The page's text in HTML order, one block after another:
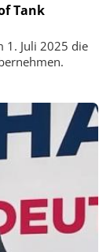
Tank
1. Juli 2025 die